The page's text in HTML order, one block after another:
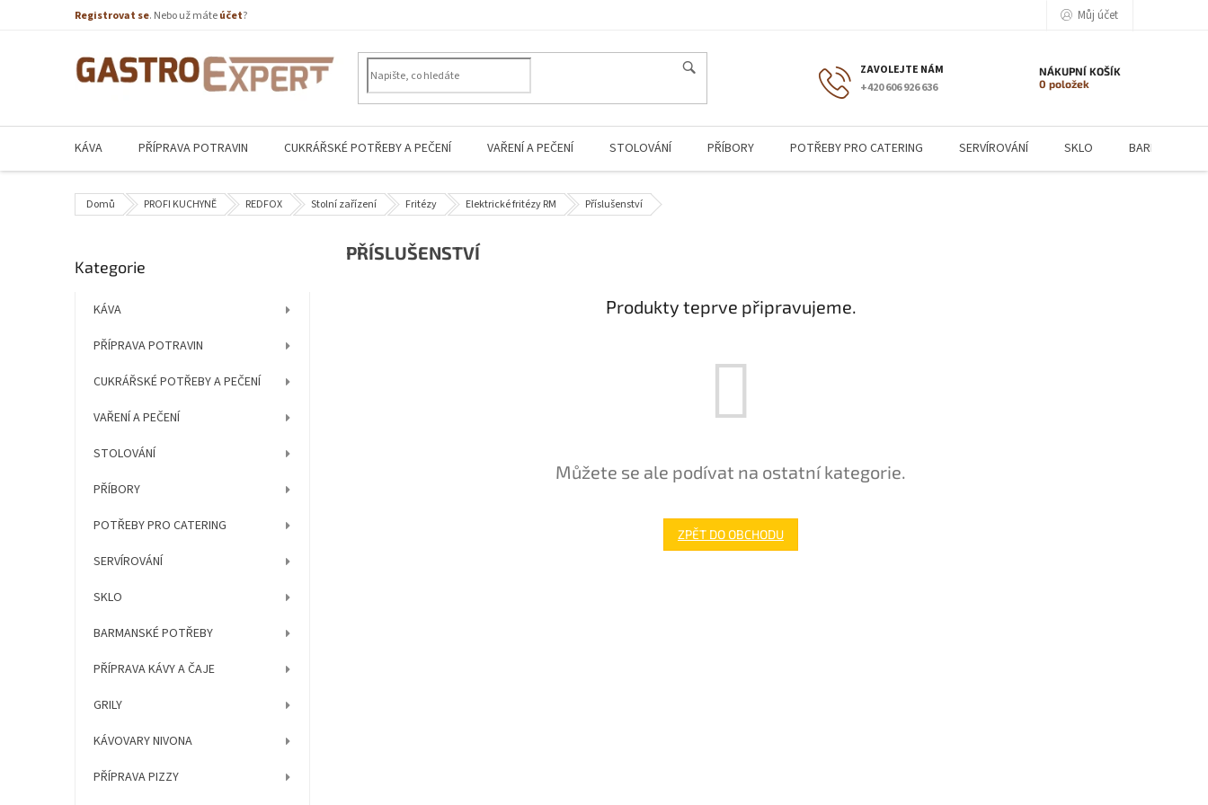
Registrovat se. Nebo už máteúčet? Můj účet
+420 606 926 636
NÁKUPNÍ KOŠÍK
0 položek
KÁVA PŘÍPRAVA POTRAVIN CUKRÁŘSKÉ POTŘEBY A PEČENÍ VAŘENÍ A PEČENÍ STOLOVÁNÍ PŘÍBORY POTŘEBY PRO CATERING SERVÍROVÁNÍ SKLO BARMANSKÉ
Domů PROFI KUCHYNĚ REDFOX Stolní zařízení Fritézy Elektrické fritézy RM Příslušenství
o
Přeskočit
Kategorie
KÁVA
PŘÍPRAVA POTRAVIN
CUKRÁŘSKÉ POTŘEBY A PEČENÍ
VAŘENÍ A PEČENÍ
STOLOVÁNÍ
PŘÍBORY
POTŘEBY PRO CATERING
SERVÍROVÁNÍ
SKLO
BARMANSKÉ POTŘEBY
PŘÍPRAVA KÁVY A ČAJE
GRILY
KÁVOVARY NIVONA
PŘÍPRAVA PIZZY
PŘÍSLUŠENSTVÍ
Produkty teprve připravujeme.
Můžete se ale podívat na ostatní kategorie.
ZPĚT DO OBCHODU